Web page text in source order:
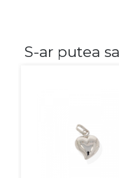
S-ar putea